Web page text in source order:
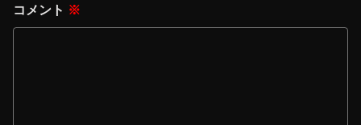
コメント ※